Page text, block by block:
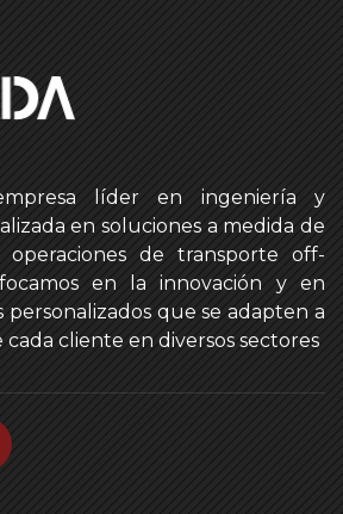
líder en ingeniería y
en soluciones a medida de
de transporte off-
en la innovación y en
que se adapten a
cada cliente en diversos sectores